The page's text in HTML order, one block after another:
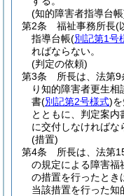
(知的障害者指導台
第2条
福祉事務所長(
指導台帳(別記第1号
ればならない。
(判定の依頼)
第3条
所長は、法第
り知的障害者更生
書(別記第2号様式)
とともに、判定案内
に交付しなければな
(措置)
第4条
所長は、法第
の規定による障害福
の措置を行ったとき
当該措置を行った知